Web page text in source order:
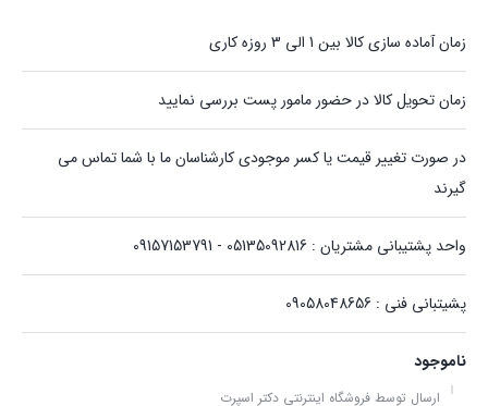
زمان آماده سازی کالا بین 1 الی 3 روزه کاری
زمان تحویل کالا در حضور مامور پست بررسی نمایید
در صورت تغییر قیمت یا کسر موجودی کارشناسان ما با شما تماس می
گیرند
واحد پشتیبانی مشتریان : 05135092816 - 09157153791
پشیتبانی فنی : 09058048656
ناموجود
ارسال توسط فروشگاه اینترنتی دکتر اسپرت